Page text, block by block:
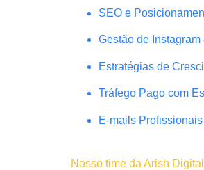
SEO e
Gestão de
Estratégias de
Tráfego Pago com
E-mails
Nosso time da Arish